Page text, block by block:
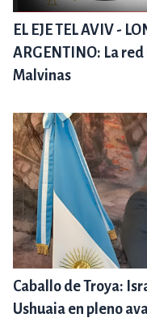
EL EJE TEL AVIV -
ARGENTINO: La
Malvinas
Caballo de Troya:
Ushuaia en pleno